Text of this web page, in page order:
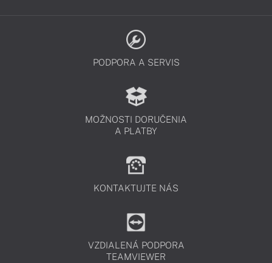
PODPORA A SERVIS
MOŽNOSTI DORUČENIA
A PLATBY
KONTAKTUJTE NÁS
VZDIALENÁ PODPORA
TEAMVIEWER